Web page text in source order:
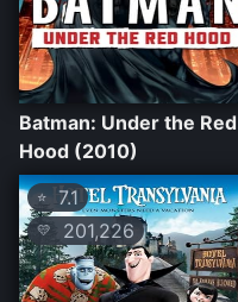
Batman: Under the Red
Hood (2010)
⭐ 7.1
💛 201,226